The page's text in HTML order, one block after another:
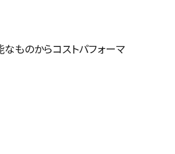
ものからコストパフォーマ